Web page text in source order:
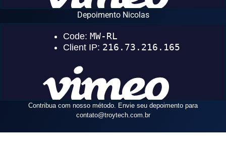
Depoimento Nicolas
Contribua com nosso método. Envie seu depoimento para
contato@troytech.com.br